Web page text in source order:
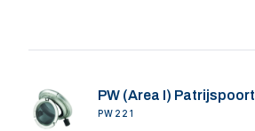
PW (Area I) Patrijspoort
PW221